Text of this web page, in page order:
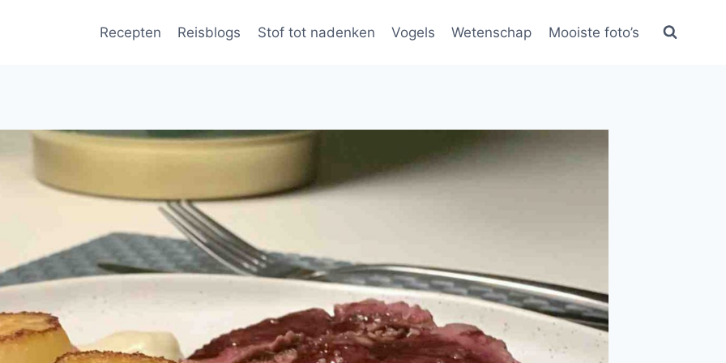
Recepten Reisblogs Stof tot nadenken Vogels Wetenschap Mooiste foto’s